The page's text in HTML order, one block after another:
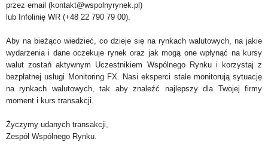
przez email (kontakt@wspolnyrynek.pl)
lub Infolinię WR (+48 22 790 79 00).
Aby na bieżąco wiedzieć, co dzieje się na rynkach walutowych, na jakie
wydarzenia i dane oczekuje rynek oraz jak mogą one wpłynąć na kursy
walut zostań aktywnym Uczestnikiem Wspólnego Rynku i korzystaj z
bezpłatnej usługi Monitoring FX. Nasi eksperci stale monitorują sytuację
na rynkach walutowych, tak aby znaleźć najlepszy dla Twojej firmy
moment i kurs transakcji.
Życzymy udanych transakcji,
Zespół Wspólnego Rynku.